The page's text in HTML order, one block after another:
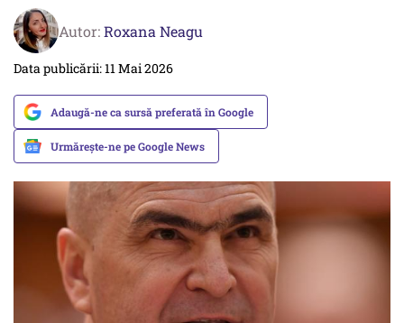
Autor:Roxana Neagu
Data publicării: 11 Mai 2026
Adaugă-ne ca sursă preferată în Google
Urmărește-ne pe Google News